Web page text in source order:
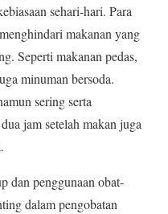
sehari-hari. Para
makanan yang
Seperti makanan pedas,
minuman bersoda.
sering serta
jam setelah makan juga
dan penggunaan obat-
dalam pengobatan